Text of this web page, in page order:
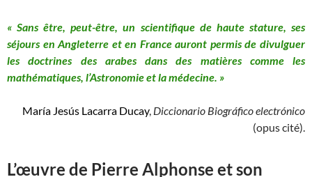
« Sans être, peut-être, un scientifique de haute stature, ses
séjours en Angleterre et en France auront permis de divulguer
les doctrines des arabes dans des matières comme les
mathématiques, l’Astronomie et la médecine. »
María Jesús Lacarra Ducay, Diccionario Biográfico electrónico
(opus cité).
L’œuvre de Pierre Alphonse et son